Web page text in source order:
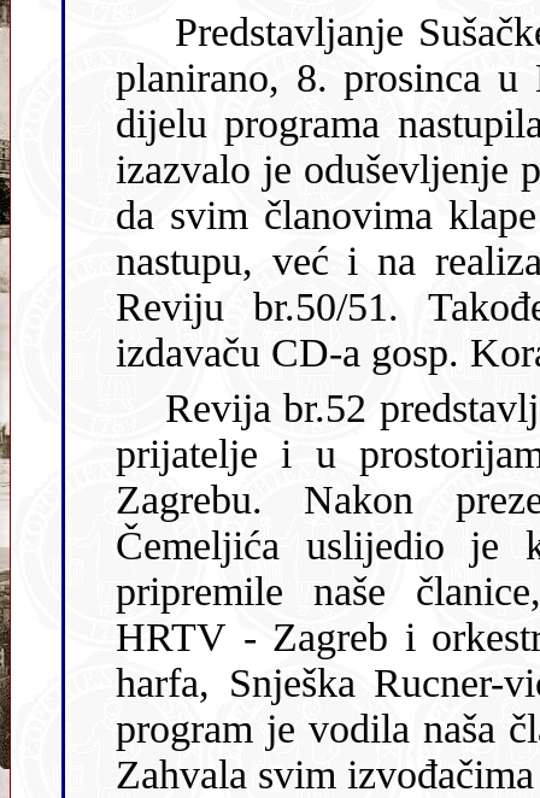
planirano, 8. prosinca u HKD-u. na Sušaku. U umjetničkom
dijelu programa nastupila je klapa
izazvalo je oduševljenje
da svim članovima
nastupu, već i na
Reviju br.50/51. Također zahvalu izražavamo uredniku i
izdavaču CD-a gosp.
prijatelje i u prostorijama Društva hrvatskih književnika u
Zagrebu. Nakon prezentacije glavnog
Čemeljića uslijedio je
pripremile naše
HRTV - Zagreb i orkestra Zagrebačke opere: Marija Mlinar-
harfa, Snješka Rucner-violončelo i
program je vodila naša
Zahvala svim